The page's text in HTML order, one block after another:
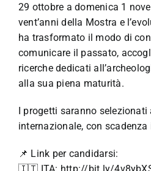
29 ottobre a domenica 1
vent’anni della Mostra e
ha trasformato il modo di
comunicare il passato,
ricerche dedicati
alla sua piena maturità.
I progetti saranno
internazionale, con scadenza
📌 Link per candidarsi: